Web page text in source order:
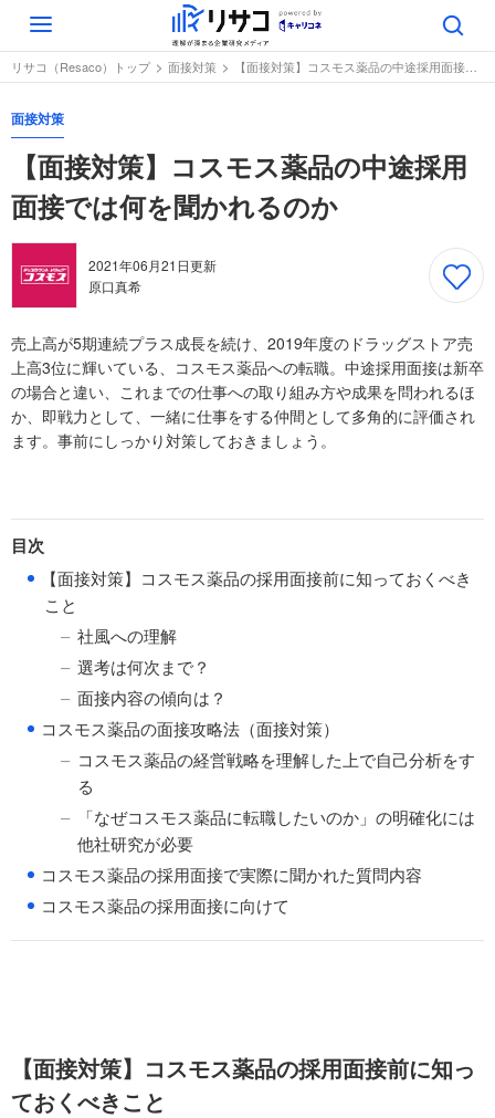
Toggle
navigation
リサコ（Resaco）トップ 面接対策 【面接対策】コスモス薬品の中途採用面接では何を聞かれるのか
面接対策
【面接対策】コスモス薬品の中途採用
面接では何を聞かれるのか
2021年06月21日更新
原口真希
売上高が5期連続プラス成長を続け、2019年度のドラッグストア売
上高3位に輝いている、コスモス薬品への転職。中途採用面接は新卒
の場合と違い、これまでの仕事への取り組み方や成果を問われるほ
か、即戦力として、一緒に仕事をする仲間として多角的に評価され
ます。事前にしっかり対策しておきましょう。
目次
● 【面接対策】コスモス薬品の採用面接前に知っておくべき
こと
社風への理解
選考は何次まで？
面接内容の傾向は？
● コスモス薬品の面接攻略法（面接対策）
コスモス薬品の経営戦略を理解した上で自己分析をす
る
「なぜコスモス薬品に転職したいのか」の明確化には
他社研究が必要
● コスモス薬品の採用面接で実際に聞かれた質問内容
● コスモス薬品の採用面接に向けて
【面接対策】コスモス薬品の採用面接前に知っ
ておくべきこと